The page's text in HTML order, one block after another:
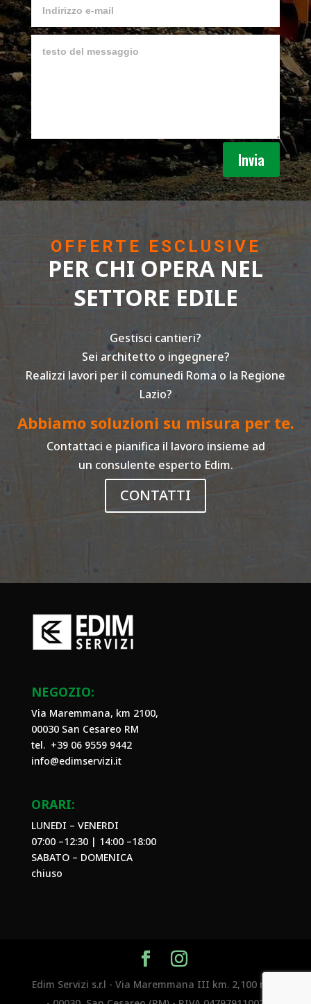
Invia
OFFERTE ESCLUSIVE
PER CHI OPERA NEL
SETTORE EDILE
Gestisci cantieri?
Sei architetto o ingegnere?
Realizzi lavori per il comunedi Roma o la Regione
Lazio?
Abbiamo soluzioni su misura per te.
Contattaci e pianifica il lavoro insieme ad
un consulente esperto Edim.
CONTATTI
NEGOZIO:
Via Maremmana, km 2100,
00030 San Cesareo RM
tel. +39 06 9559 9442
info@edimservizi.it
ORARI:
LUNEDI – VENERDI
07:00 –12:30 | 14:00 –18:00
SABATO – DOMENICA
chiuso
Edim Servizi s.r.l - Via Maremmana III km. 2,100 n.29